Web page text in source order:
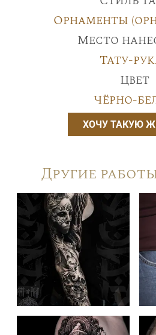
Орнаменты
Место
Тату-
Цвет
Чёрно-
ХОЧУ ТАКУЮ
Другие